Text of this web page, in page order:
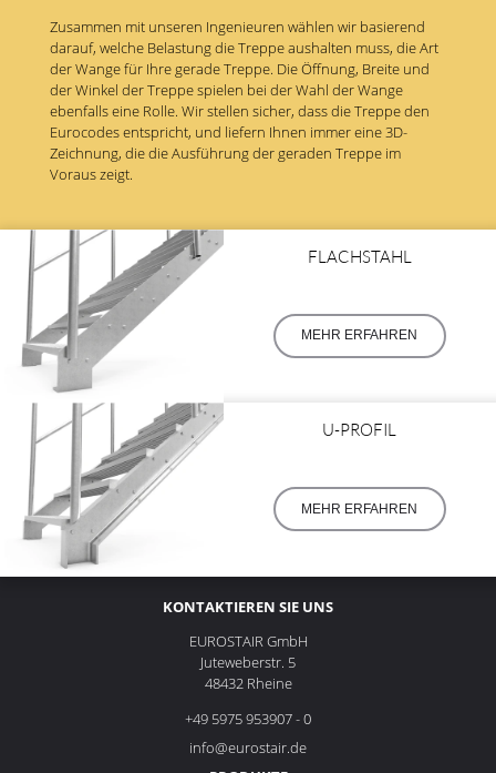
Zusammen mit unseren Ingenieuren wählen wir basierend
darauf, welche Belastung die Treppe aushalten muss, die Art
der Wange für Ihre gerade Treppe. Die Öffnung, Breite und
der Winkel der Treppe spielen bei der Wahl der Wange
ebenfalls eine Rolle. Wir stellen sicher, dass die Treppe den
Eurocodes entspricht, und liefern Ihnen immer eine 3D-
Zeichnung, die die Ausführung der geraden Treppe im
Voraus zeigt.
FLACHSTAHL
MEHR ERFAHREN
U-PROFIL
MEHR ERFAHREN
KONTAKTIEREN SIE UNS
EUROSTAIR GmbH
Juteweberstr. 5
48432 Rheine
+49 5975 953907 - 0
info@eurostair.de